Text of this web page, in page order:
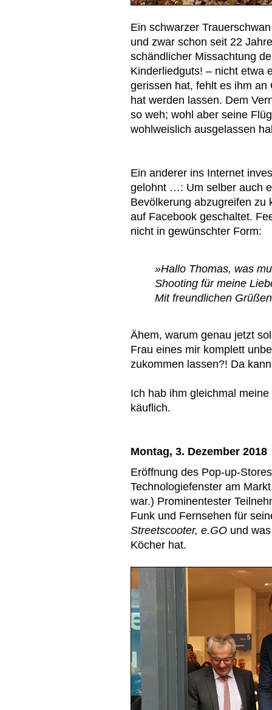
Ein schwarzer
und zwar schon seit 22
schändlicher Missachtung
Kinderliedguts! – nicht etwa
gerissen hat, fehlt es ihm
hat werden lassen. Dem
so weh; wohl aber seine
wohlweislich ausgelassen
Ein anderer ins Internet
gelohnt …: Um selber auch
Bevölkerung abzugreifen zu
auf Facebook geschaltet.
nicht in gewünschter Form:
»Hallo Thomas, was
Shooting für meine
Mit freundlichen
Ähem, warum genau jetzt
Frau eines mir komplett
zukommen lassen?! Da
Ich hab ihm gleichmal
käuflich.
Montag, 3. Dezember 2018
Eröffnung des Pop-up-
Technologiefenster am
war.) Prominentester
Funk und Fernsehen für
Streetscooter, e.GO und
Köcher hat.